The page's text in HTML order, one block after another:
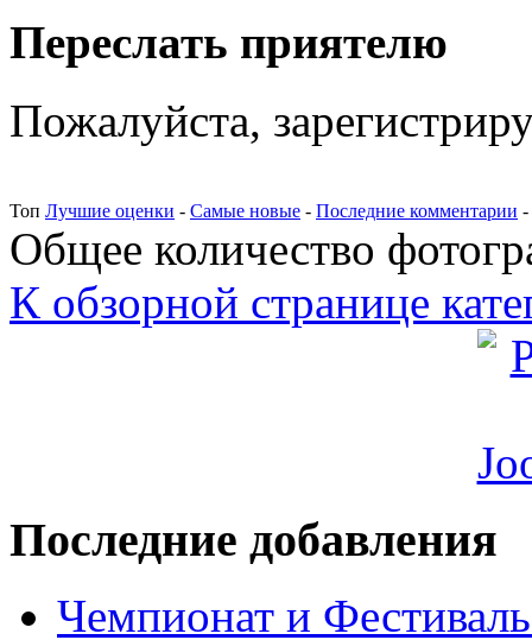
Переслать приятелю
Пожалуйста,
Топ Лучшие оценки - Самые новые - Последние комментарии -
Общее количество
К обзорной странице
Последние добавления
Чемпионат и